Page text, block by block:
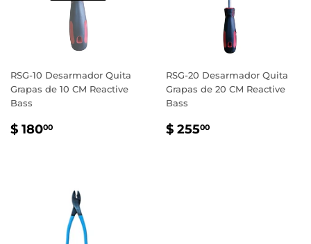
RSG-10 Desarmador Quita
Grapas de 10 CM Reactive
Bass
PRECIO
$ 18000
RSG-20 Desarmador Quita
Grapas de 20 CM Reactive
Bass
PRECIO
$ 25500